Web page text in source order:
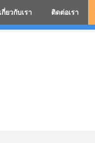
กี่ยวกับเรา ติดต่อเรา
สกรีนโลโก้ ร่มพรีเมี่ย